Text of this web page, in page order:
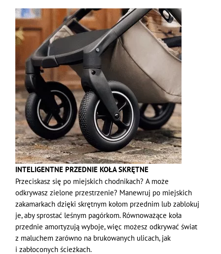
INTELIGENTNE PRZEDNIE KOŁA SKRĘTNE
Przeciskasz się po miejskich chodnikach? A może
odkrywasz zielone przestrzenie? Manewruj po miejskich
zakamarkach dzięki skrętnym kołom przednim lub zablokuj
je, aby sprostać leśnym pagórkom. Równoważące koła
przednie amortyzują wyboje, więc możesz odkrywać świat
z maluchem zarówno na brukowanych ulicach, jak
i zabłoconych ścieżkach.